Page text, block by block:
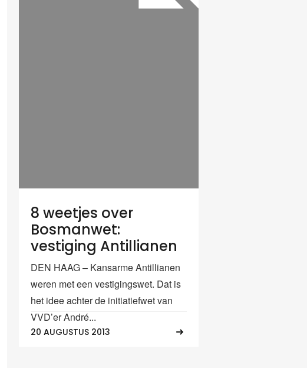
8 weetjes over
Bosmanwet:
vestiging Antillianen
DEN HAAG – Kansarme Antillianen
weren met een vestigingswet. Dat is
het idee achter de initiatiefwet van
VVD’er André...
20 AUGUSTUS 2013